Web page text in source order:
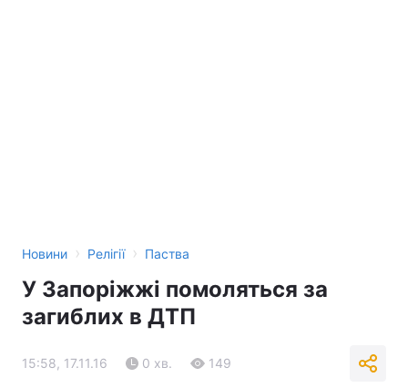
Новини › Релігії › Паства
У Запоріжжі помоляться за
загиблих в ДТП
15:58, 17.11.16 0 хв. 149